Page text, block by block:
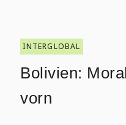
INTERGLOBAL
Bolivien:
vorn